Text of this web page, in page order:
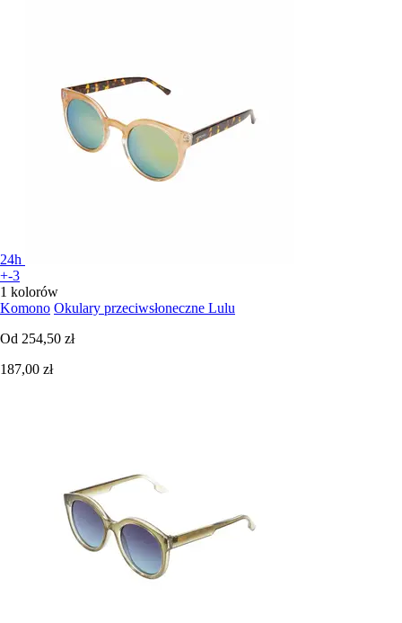
24h
+-3
1 kolorów
Komono Okulary przeciwsłoneczne Lulu
Od 254,50 zł
187,00 zł